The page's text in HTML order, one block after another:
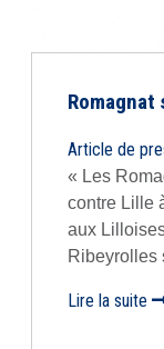
Romagnat
Article de
« Les
contre Lille
aux
Ribeyrolles
Lire la suite